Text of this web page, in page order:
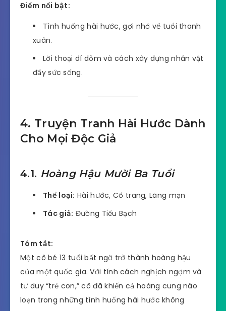
Điểm nổi bật:
Tình huống hài hước, gợi nhớ về tuổi thanh
xuân.
Lời thoại dí dỏm và cách xây dựng nhân vật
đầy sức sống.
4. Truyện Tranh Hài Hước Dành
Cho Mọi Độc Giả
4.1. Hoàng Hậu Mười Ba Tuổi
Thể loại: Hài hước, Cổ trang, Lãng mạn
Tác giả: Đường Tiểu Bạch
Tóm tắt:
Một cô bé 13 tuổi bất ngờ trở thành hoàng hậu
của một quốc gia. Với tính cách nghịch ngợm và
tư duy “trẻ con,” cô đã khiến cả hoàng cung náo
loạn trong những tình huống hài hước không